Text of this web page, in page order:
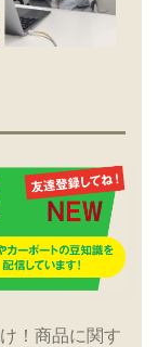
！商品に関す